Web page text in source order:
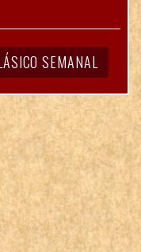
SEMANAL